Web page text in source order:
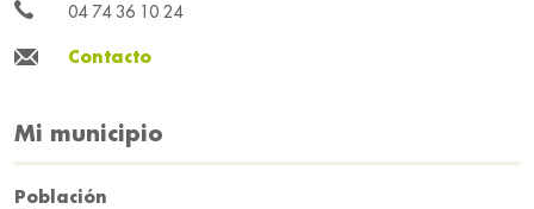
04 74 36 10 24
Contacto
Mi municipio
Población